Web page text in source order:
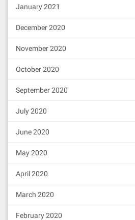
January 2021
December 2020
November 2020
October 2020
September 2020
July 2020
June 2020
May 2020
April 2020
March 2020
February 2020